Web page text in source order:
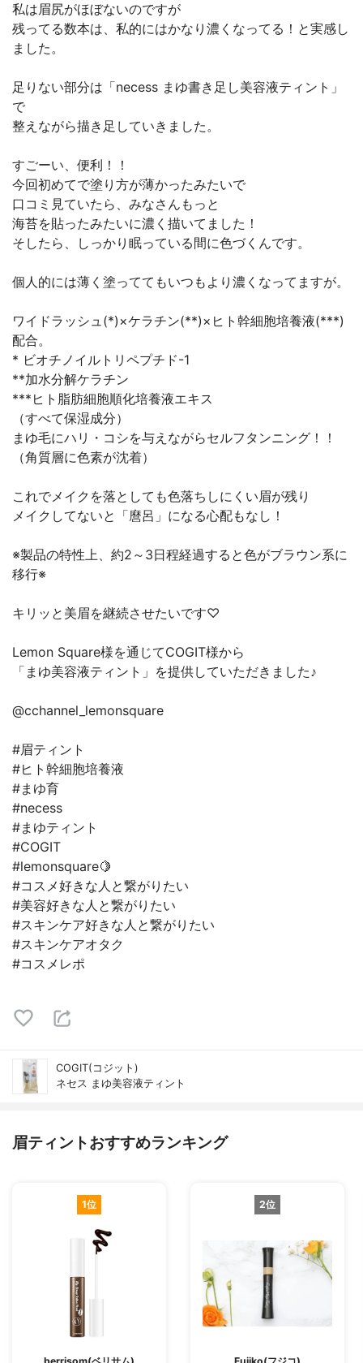
私は眉尻がほぼないのですが
残ってる数本は、私的にはかなり濃くなってる！と実感し
ました。
足りない部分は「necess まゆ書き足し美容液ティント」
で
整えながら描き足していきました。
すごーい、便利！！
今回初めてで塗り方が薄かったみたいで
口コミ見ていたら、みなさんもっと
海苔を貼ったみたいに濃く描いてました！
そしたら、しっかり眠っている間に色づくんです。
個人的には薄く塗っててもいつもより濃くなってますが。
ワイドラッシュ(*)×ケラチン(**)×ヒト幹細胞培養液(***)
配合。
* ビオチノイルトリペプチド-1
**加水分解ケラチン
***ヒト脂肪細胞順化培養液エキス
（すべて保湿成分）
まゆ毛にハリ・コシを与えながらセルフタンニング！！
（角質層に色素が沈着）
これでメイクを落としても色落ちしにくい眉が残り
メイクしてないと「麿呂」になる心配もなし！
※製品の特性上、約2～3日程経過すると色がブラウン系に
移行※
キリッと美眉を継続させたいです♡
Lemon Square様を通じてCOGIT様から
「まゆ美容液ティント」を提供していただきました♪
@cchannel_lemonsquare
#眉ティント
#ヒト幹細胞培養液
#まゆ育
#necess
#まゆティント
#COGIT
#lemonsquare🍋
#コスメ好きな人と繋がりたい
#美容好きな人と繋がりたい
#スキンケア好きな人と繋がりたい
#スキンケアオタク
#コスメレポ
COGIT(コジット)
ネセス まゆ美容液ティント
眉ティントおすすめランキング
1位 2位